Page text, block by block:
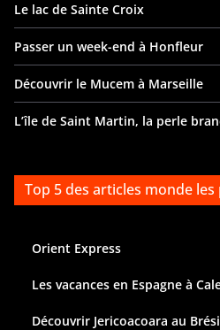
Le lac de Sainte Croix
Passer un week-end à Honfleur
Découvrir le Mucem à Marseille
L’île de Saint Martin, la perle
Top 5 des articles monde les
Orient Express
Les vacances en Espagne à
Découvrir Jericoacoara au